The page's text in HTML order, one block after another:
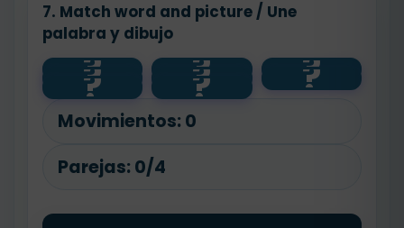
7. Match word and picture / Une
palabra y dibujo
?
11 ?
eleven ?
apple
?
☀️ ?
🍎 ?
👋
?
sunny ?
hello
Movimientos: 0
Parejas: 0/4